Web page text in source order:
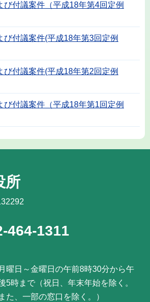
び付議案件（平成18年第4回定例
び付議案件(平成18年第3回定例
び付議案件(平成18年第2回定例
び付議案件（平成18年第1回定例
所
464-1311
曜日～金曜日の午前8時30分から午
5時まで（祝日、年末年始を除く。
また、一部の窓口を除く。）